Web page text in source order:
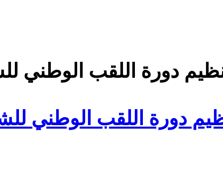
اللقب الوطني للشبان لسنة